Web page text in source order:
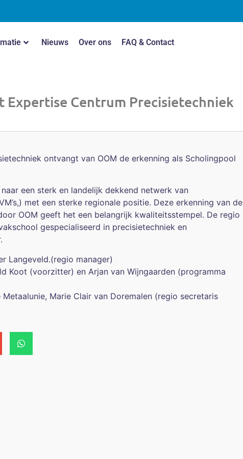
Nieuws Over ons FAQ & Contact
Centrum Precisietechniek
ontvangt van OOM de erkenning als Scholingpool
een sterk en landelijk dekkend netwerk van
met een sterke regionale positie. Deze erkenning van de
OOM geeft het een belangrijk kwaliteitsstempel. De regio
gespecialiseerd in precisietechniek en
Langeveld.(regio manager)
Koot (voorzitter) en Arjan van Wijngaarden (programma
Marie Clair van Doremalen (regio secretaris